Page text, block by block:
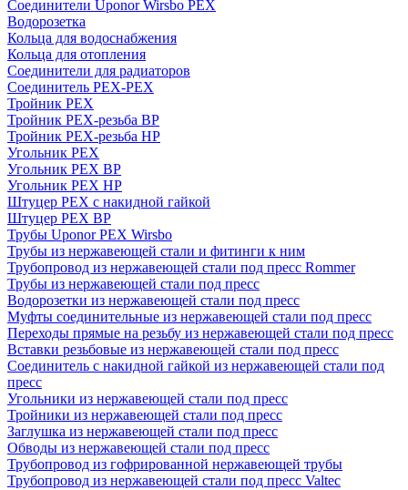
Соединители Uponor Wirsbo PEX
Водорозетка
Кольца для водоснабжения
Кольца для отопления
Соединители для радиаторов
Соединитель PEX-PEX
Тройник PEX
Тройник PEX-резьба ВР
Тройник PEX-резьба НР
Угольник PEX
Угольник PEX ВР
Угольник PEX НР
Штуцер PEX c накидной гайкой
Штуцер PEX ВР
Трубы Uponor PEX Wirsbo
Трубы из нержавеющей стали и фитинги к ним
Трубопровод из нержавеющей стали под пресс Rommer
Трубы из нержавеющей стали под пресс
Водорозетки из нержавеющей стали под пресс
Муфты соединительные из нержавеющей стали под пресс
Переходы прямые на резьбу из нержавеющей стали под пресс
Вставки резьбовые из нержавеющей стали под пресс
Соединитель с накидной гайкой из нержавеющей стали под
пресс
Угольники из нержавеющей стали под пресс
Тройники из нержавеющей стали под пресс
Заглушка из нержавеющей стали под пресс
Обводы из нержавеющей стали под пресс
Трубопровод из гофрированной нержавеющей трубы
Трубопровод из нержавеющей стали под пресс Valtec